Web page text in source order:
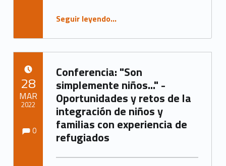
Seguir leyendo…
Conferencia: "Son
simplemente niños..." -
Oportunidades y retos de la
integración de niños y
familias con experiencia de
refugiados
28
MAR
2022
Observaciones:
Observaciones:
0